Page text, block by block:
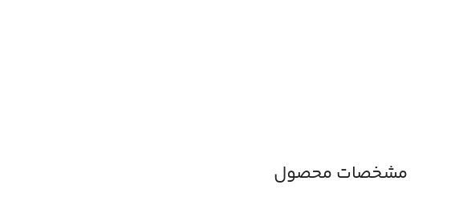
مشخصات محصول